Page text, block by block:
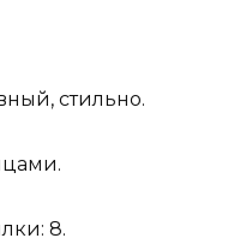
стильно.
8.